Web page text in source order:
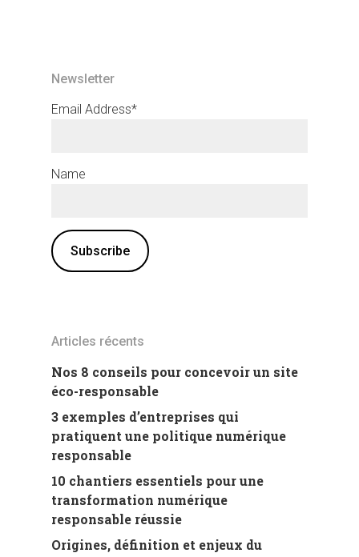
Newsletter
Email Address*
Name
Articles récents
Nos 8 conseils pour concevoir un site
éco-responsable
3 exemples d’entreprises qui
pratiquent une politique numérique
responsable
10 chantiers essentiels pour une
transformation numérique
responsable réussie
Origines, définition et enjeux du